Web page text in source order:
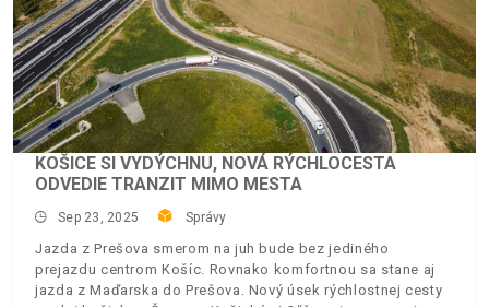
KOŠICE SI VYDÝCHNU, NOVÁ RÝCHLOCESTA
ODVEDIE TRANZIT MIMO MESTA
Sep 23, 2025 Správy
Jazda z Prešova smerom na juh bude bez jediného
prejazdu centrom Košíc. Rovnako komfortnou sa stane aj
jazda z Maďarska do Prešova. Nový úsek rýchlostnej cesty